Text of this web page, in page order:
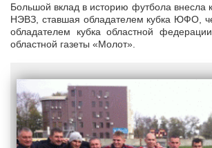
Большой вклад в историю футбола внесла
НЭВЗ, ставшая обладателем кубка ЮФО,
обладателем кубка областной
областной газеты «Молот».